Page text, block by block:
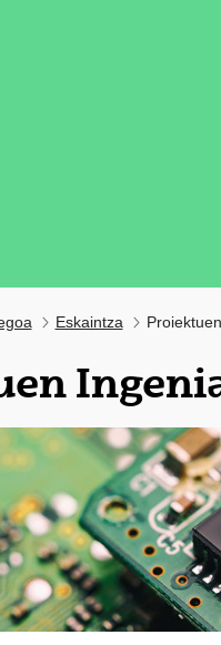
Eskaintza